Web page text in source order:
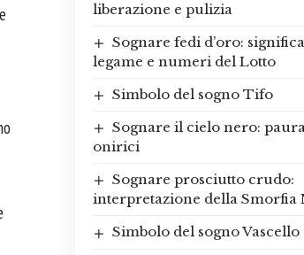
liberazione e pulizia
Sognare fedi d’oro:
legame e numeri del Lotto
Simbolo del sogno Tifo
Sognare il cielo nero:
onirici
Sognare prosciutto crudo:
interpretazione della Smorfia
Simbolo del sogno Vascello